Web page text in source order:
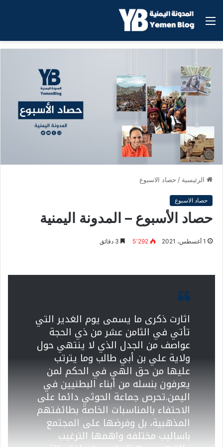
القائمة
الرئيسية / حصاد الاسبوع
حصاد الاسبوع
حصاد الأسبوع – المدونة اليمنية
1 أغسطس، 2021 5٬292
اثارت ذكرى ما يسمى يوم الغدير التي
تأتي في الثامن عشر من ذي الحجة ‏
عواصف من الجدل الذي لا ينتهي حول
ولاية علي بن أبي طالب وما يترتب
عليها ‏من حق الهي في الحكم لمن
يعرفون بنسله من أبناء البطنيين في
اليمن.‏تحرص جماعة الحوثي دائما على
الاحتفاء بالمناسبات الخاصة بطائفتهم
المذهبية، بل وفرضها على المجتمع
باساليب مختلفه واهمها الترغيب